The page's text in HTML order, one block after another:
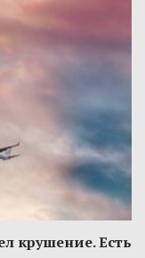
крушение. Есть